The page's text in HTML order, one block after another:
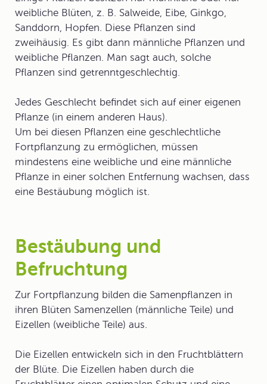
weibliche Blüten, z. B. Salweide, Eibe, Ginkgo,
Sanddorn, Hopfen. Diese Pflanzen sind
zweihäusig. Es gibt dann männliche Pflanzen und
weibliche Pflanzen. Man sagt auch, solche
Pflanzen sind getrenntgeschlechtig.
Jedes Geschlecht befindet sich auf einer eigenen
Pflanze (in einem anderen Haus).
Um bei diesen Pflanzen eine geschlechtliche
Fortpflanzung zu ermöglichen, müssen
mindestens eine weibliche und eine männliche
Pflanze in einer solchen Entfernung wachsen, dass
eine Bestäubung möglich ist.
Bestäubung und
Befruchtung
Zur Fortpflanzung bilden die Samenpflanzen in
ihren Blüten Samenzellen (männliche Teile) und
Eizellen (weibliche Teile) aus.
Die Eizellen entwickeln sich in den Fruchtblättern
der Blüte. Die Eizellen haben durch die